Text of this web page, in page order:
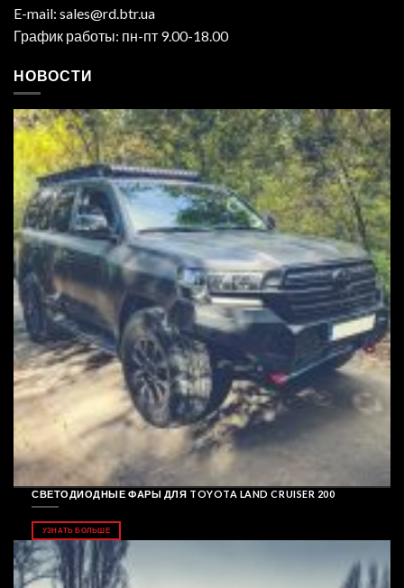
E-mail: sales@rd.btr.ua
График работы: пн-пт 9.00-18.00
НОВОСТИ
СВЕТОДИОДНЫЕ ФАРЫ ДЛЯ TOYOTA LAND CRUISER 200
УЗНАТЬ БОЛЬШЕ